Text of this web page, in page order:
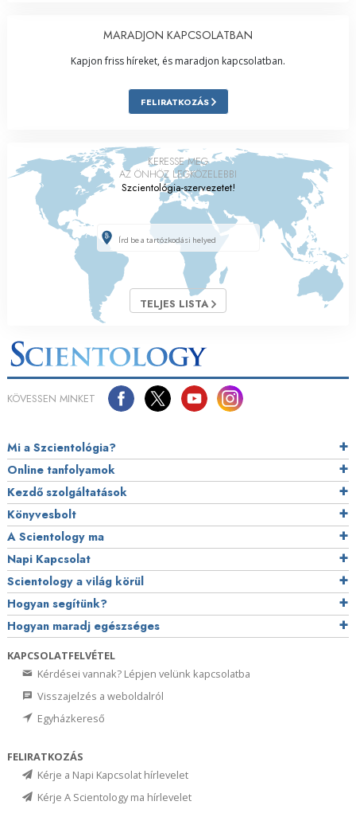
MARADJON KAPCSOLATBAN
Kapjon friss híreket, és maradjon kapcsolatban.
FELIRATKOZÁS
KERESSE MEG
AZ ÖNHÖZ LEGKÖZELEBBI
Szcientológia-szervezetet!
TELJES LISTA
KÖVESSEN MINKET
Mi a Szcientológia?
Online tanfolyamok
Kezdő szolgáltatások
Könyvesbolt
A Scientology ma
Napi Kapcsolat
Scientology a világ körül
Hogyan segítünk?
Hogyan maradj egészséges
KAPCSOLATFELVÉTEL
Kérdései vannak? Lépjen velünk kapcsolatba
Visszajelzés a weboldalról
Egyházkereső
FELIRATKOZÁS
Kérje a Napi Kapcsolat hírlevelet
Kérje A Scientology ma hírlevelet